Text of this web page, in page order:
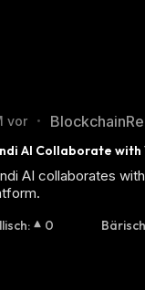
vor •
AI Collaborate
AI collaborates
: 0 Bärisch